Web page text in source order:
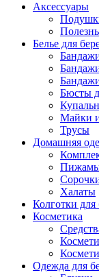
Аксессуары
Белье для
Бюсты
Майки
Трусы
Домашняя
Халаты
Колготки
Косметика
Одежда для